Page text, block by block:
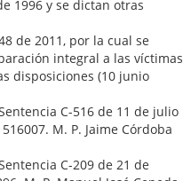
1996 y se dictan otras
de 2011, por la cual se
integral a las víctimas
disposiciones (10 junio
C-516 de 11 de julio
M. P. Jaime Córdoba
C-209 de 21 de